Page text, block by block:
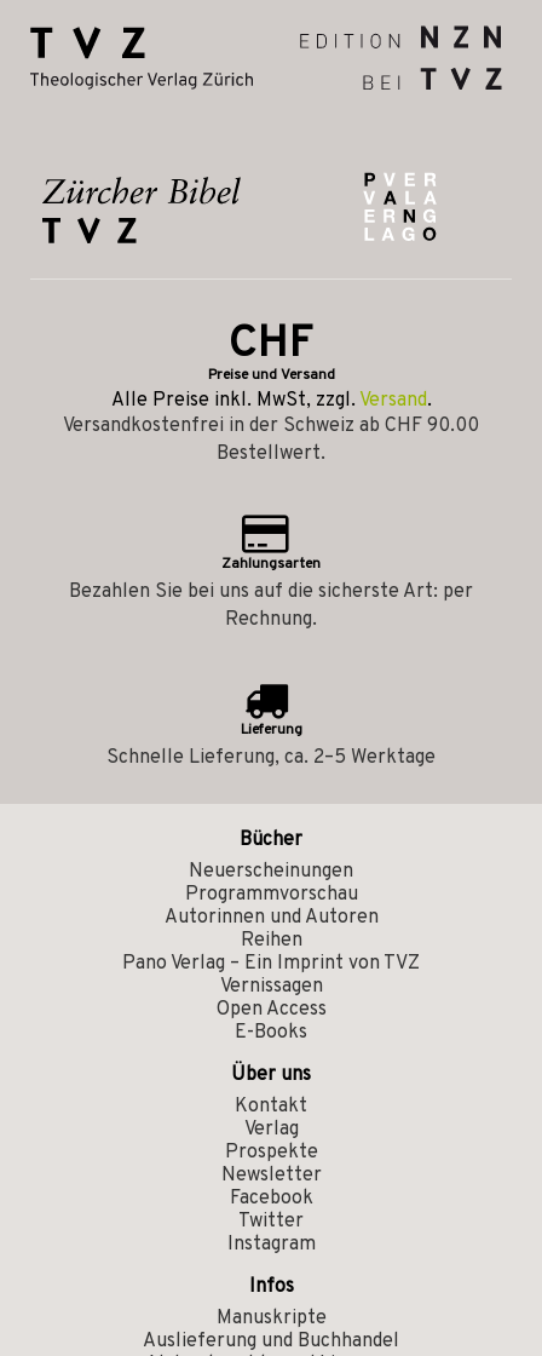
CHF
Preise und Versand
Alle Preise inkl. MwSt, zzgl. Versand.
Versandkostenfrei in der Schweiz ab CHF 90.00
Bestellwert.
Zahlungsarten
Bezahlen Sie bei uns auf die sicherste Art: per
Rechnung.
Lieferung
Schnelle Lieferung, ca. 2–5 Werktage
Bücher
Neuerscheinungen
Programmvorschau
Autorinnen und Autoren
Reihen
Pano Verlag – Ein Imprint von TVZ
Vernissagen
Open Access
E-Books
Über uns
Kontakt
Verlag
Prospekte
Newsletter
Facebook
Twitter
Instagram
Infos
Manuskripte
Auslieferung und Buchhandel